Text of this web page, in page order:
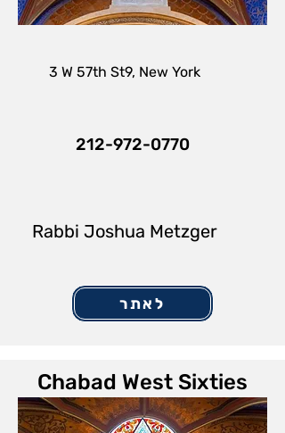
3 W 57th St9, New York
212-972-0770
Rabbi Joshua Metzger
לאתר
Chabad West Sixties